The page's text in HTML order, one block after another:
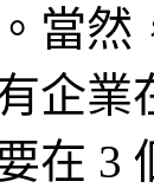
當然
企業
在 3